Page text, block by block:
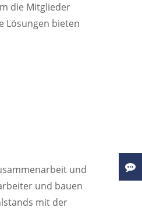
die Mitglieder
Lösungen bieten
und
und bauen
mit der